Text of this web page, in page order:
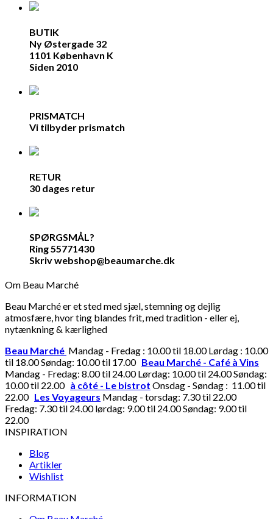
BUTIK
Ny Østergade 32
1101 København K
Siden 2010
PRISMATCH
Vi tilbyder prismatch
RETUR
30 dages retur
SPØRGSMÅL?
Ring 55771430
Skriv webshop@beaumarche.dk
Om Beau Marché
Beau Marché er et sted med sjæl, stemning og dejlig
atmosfære, hvor ting blandes frit, med tradition - eller ej,
nytænkning & kærlighed
Beau Marché Mandag - Fredag : 10.00 til 18.00 Lørdag : 10.00
til 18.00 Søndag: 10.00 til 17.00 Beau Marché - Café à Vins
Mandag - Fredag: 8.00 til 24.00 Lørdag: 10.00 til 24.00 Søndag:
10.00 til 22.00 à côté - Le bistrot Onsdag - Søndag : 11.00 til
22.00 Les Voyageurs Mandag - torsdag: 7.30 til 22.00
Fredag: 7.30 til 24.00 lørdag: 9.00 til 24.00 Søndag: 9.00 til
22.00
INSPIRATION
Blog
Artikler
Wishlist
INFORMATION